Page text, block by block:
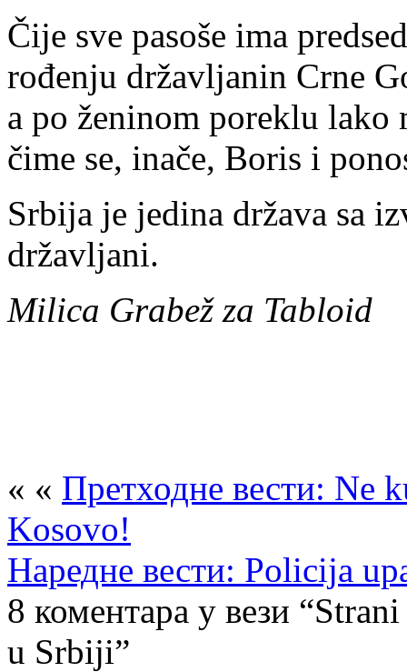
Čije sve pasoše ima
rođenju državljanin Crne
a po ženinom poreklu lako
čime se, inače, Boris i
Srbija je jedina država sa
državljani.
Milica Grabež za Tabloid
« « Претходне вести: Ne
Kosovo!
Наредне вести: Policija
8 коментара у вези
u Srbiji”